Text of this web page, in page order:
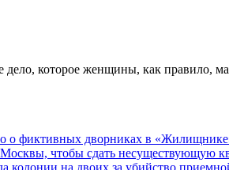
которое женщины, как правило,
о фиктивных дворниках в
чтобы сдать несуществующую
колонии на двоих за убийство